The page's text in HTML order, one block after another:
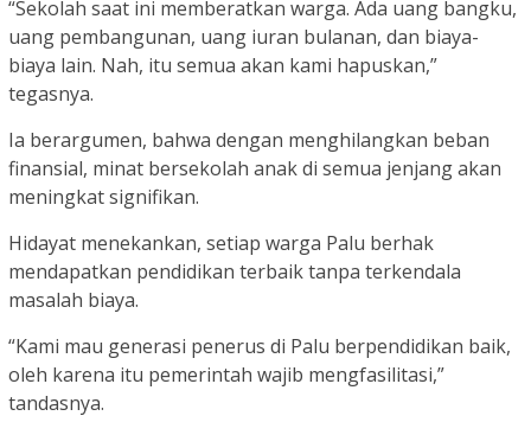
“Sekolah saat ini memberatkan warga. Ada uang bangku,
uang pembangunan, uang iuran bulanan, dan biaya-
biaya lain. Nah, itu semua akan kami hapuskan,”
tegasnya.
Ia berargumen, bahwa dengan menghilangkan beban
finansial, minat bersekolah anak di semua jenjang akan
meningkat signifikan.
Hidayat menekankan, setiap warga Palu berhak
mendapatkan pendidikan terbaik tanpa terkendala
masalah biaya.
“Kami mau generasi penerus di Palu berpendidikan baik,
oleh karena itu pemerintah wajib mengfasilitasi,”
tandasnya.